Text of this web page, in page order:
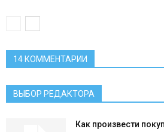
14 КОММЕНТАРИИ
ВЫБОР РЕДАКТОРА
Как произвести